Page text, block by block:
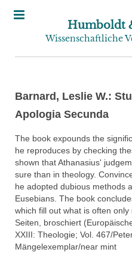
Humboldt
Wissenschaftliche
Barnard, Leslie W.:
Apologia Secunda
The book expounds the
he reproduces by checking
shown that Athanasius'
sure than in theology.
he adopted dubious methods
Eusebians. The book
which fill out what is often
Seiten, broschiert
XXIII: Theologie; Vol. 467/
Mängelexemplar/near mint